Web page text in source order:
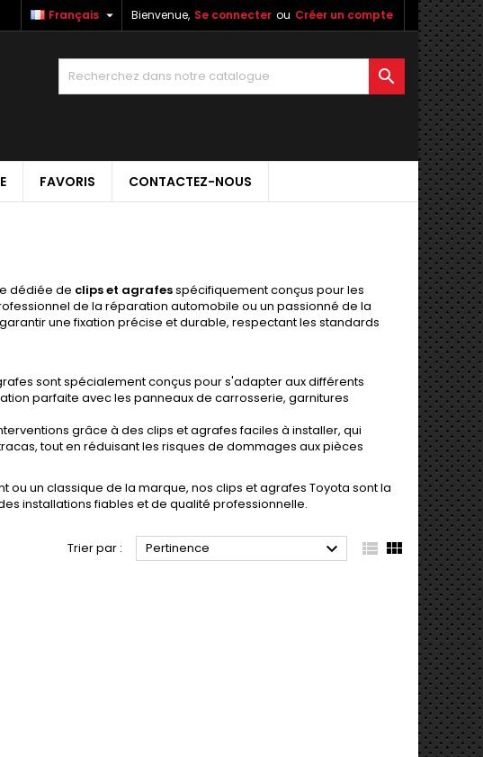
Bienvenue, Se connecter ou Créer un compte
Français 

FAVORIS CONTACTEZ-NOUS
dédiée de clips et agrafesspécifiquement conçus pour les
de la réparation automobile ou un passionné de la
une fixation précise et durable, respectant les standards
sont spécialement conçus pour s'adapter aux différents
parfaite avec les panneaux de carrosserie, garnitures
grâce à des clips et agrafes faciles à installer, qui
tout en réduisant les risques de dommages aux pièces
ou un classique de la marque, nos clips et agrafes Toyota sont la
installations fiables et de qualité professionnelle.
Trier par : Pertinence   